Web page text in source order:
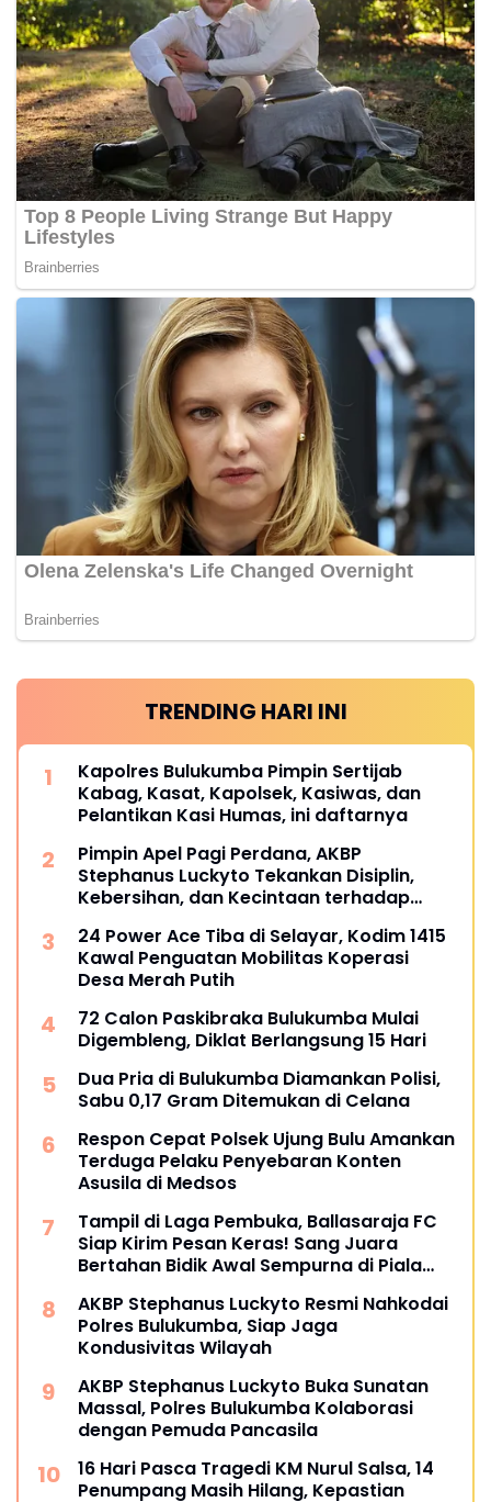
TRENDING HARI INI
Kapolres Bulukumba Pimpin Sertijab
Kabag, Kasat, Kapolsek, Kasiwas, dan
Pelantikan Kasi Humas, ini daftarnya
Pimpin Apel Pagi Perdana, AKBP
Stephanus Luckyto Tekankan Disiplin,
Kebersihan, dan Kecintaan terhadap
24 Power Ace Tiba di Selayar, Kodim 1415
Kawal Penguatan Mobilitas Koperasi
Desa Merah Putih
72 Calon Paskibraka Bulukumba Mulai
Digembleng, Diklat Berlangsung 15 Hari
Dua Pria di Bulukumba Diamankan Polisi,
Sabu 0,17 Gram Ditemukan di Celana
Respon Cepat Polsek Ujung Bulu Amankan
Terduga Pelaku Penyebaran Konten
Asusila di Medsos
Tampil di Laga Pembuka, Ballasaraja FC
Siap Kirim Pesan Keras! Sang Juara
Bertahan Bidik Awal Sempurna di Piala
AKBP Stephanus Luckyto Resmi Nahkodai
Polres Bulukumba, Siap Jaga
Kondusivitas Wilayah
AKBP Stephanus Luckyto Buka Sunatan
Massal, Polres Bulukumba Kolaborasi
dengan Pemuda Pancasila
16 Hari Pasca Tragedi KM Nurul Salsa, 14
Penumpang Masih Hilang, Kepastian